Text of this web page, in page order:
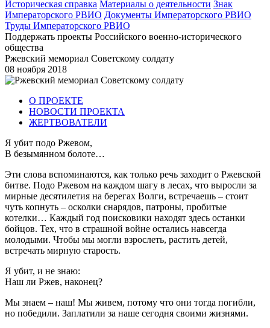
Историческая справка Материалы о деятельности Знак
Императорского РВИО Документы Императорского РВИО
Труды Императорского РВИО
Поддержать проекты Российского военно-исторического
общества
Ржевский мемориал Советскому солдату
08 ноября 2018
О ПРОЕКТЕ
НОВОСТИ ПРОЕКТА
ЖЕРТВОВАТЕЛИ
Я убит подо Ржевом,
В безымянном болоте…
Эти слова вспоминаются, как только речь заходит о Ржевской
битве. Подо Ржевом на каждом шагу в лесах, что выросли за
мирные десятилетия на берегах Волги, встречаешь – стоит
чуть копнуть – осколки снарядов, патроны, пробитые
котелки… Каждый год поисковики находят здесь останки
бойцов. Тех, что в страшной войне остались навсегда
молодыми. Чтобы мы могли взрослеть, растить детей,
встречать мирную старость.
Я убит, и не знаю:
Наш ли Ржев, наконец?
Мы знаем – наш! Мы живем, потому что они тогда погибли,
но победили. Заплатили за наше сегодня своими жизнями.